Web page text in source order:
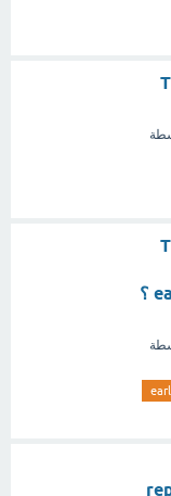
early c) the earlier d) earlier ؟